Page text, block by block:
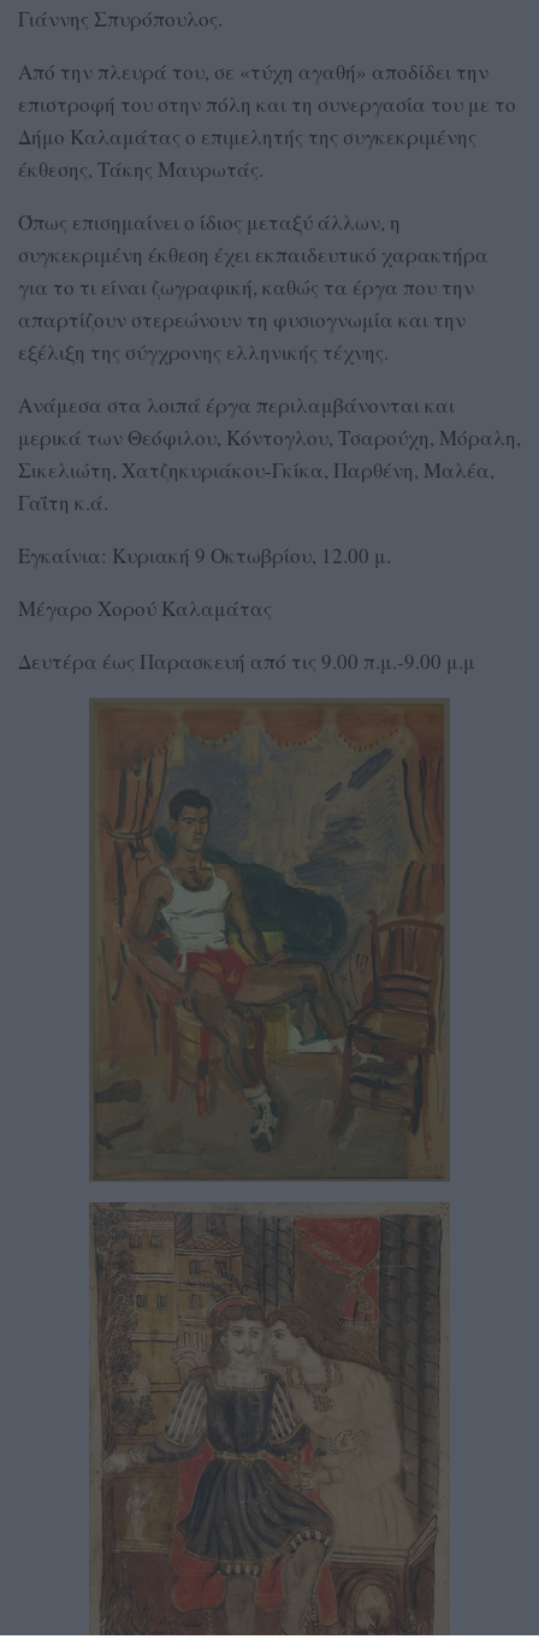
Γιάννης Σπυρόπουλος.
Από την πλευρά του, σε «τύχη αγαθή» αποδίδει την
επιστροφή του στην πόλη και τη συνεργασία του με το
Δήμο Καλαμάτας ο επιμελητής της συγκεκριμένης
έκθεσης, Τάκης Μαυρωτάς.
Όπως επισημαίνει ο ίδιος μεταξύ άλλων, η
συγκεκριμένη έκθεση έχει εκπαιδευτικό χαρακτήρα
για το τι είναι ζωγραφική, καθώς τα έργα που την
απαρτίζουν στερεώνουν τη φυσιογνωμία και την
εξέλιξη της σύγχρονης ελληνικής τέχνης.
Ανάμεσα στα λοιπά έργα περιλαμβάνονται και
μερικά των Θεόφιλου, Κόντογλου, Τσαρούχη, Μόραλη,
Σικελιώτη, Χατζηκυριάκου-Γκίκα, Παρθένη, Μαλέα,
Γαΐτη κ.ά.
Εγκαίνια: Κυριακή 9 Οκτωβρίου, 12.00 μ.
Μέγαρο Χορού Καλαμάτας
Δευτέρα έως Παρασκευή από τις 9.00 π.μ.-9.00 μ.μ